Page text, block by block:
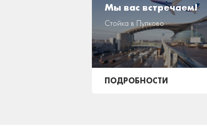
Мы вас встречаем!
Стойка в Пулково
ПОДРОБНОСТИ